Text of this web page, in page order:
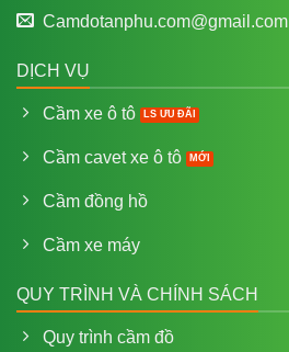
Camdotanphu.com@gmail.com
DỊCH VỤ
Cầm xe ô tô
Cầm cavet xe ô tô
Cầm đồng hồ
Cầm xe máy
QUY TRÌNH VÀ CHÍNH SÁCH
Quy trình cầm đồ